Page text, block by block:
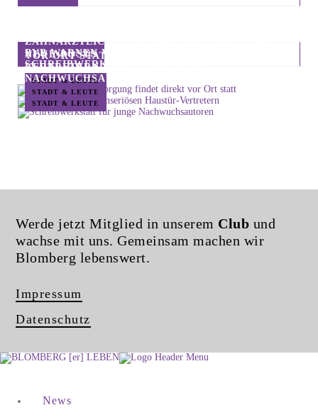
NEUE POSTS
ZAHNÄRZTLICHE VERSORGUNG FINDET DIREKT
VOR ORT STATT
STADT & LEUTE
BVB WARNEN VOR UNSERIÖSEN HAUSTÜR-
VERTRETERN
STADT & LEUTE
SCHREIBWERKSTATT FÜR JUNGE
NACHWUCHSAUTOREN
STADT & LEUTE
Werde jetzt Mitglied in unserem Club und
wachse mit uns. Gemeinsam machen wir
Blomberg lebenswert.
Impressum
Datenschutz
News